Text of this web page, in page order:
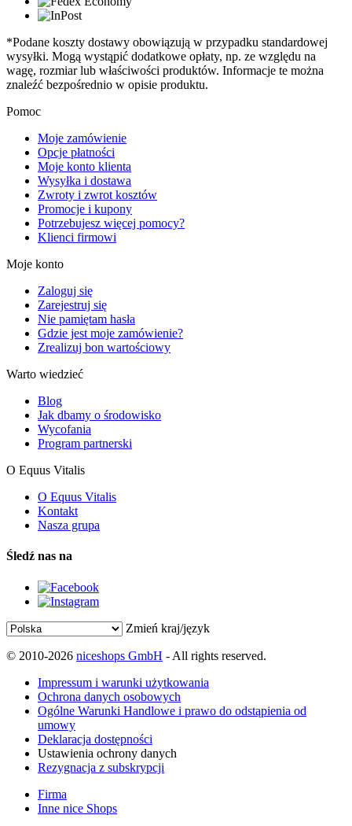
*Podane koszty dostawy obowiązują w przypadku standardowej
wysyłki. Mogą wystąpić dodatkowe opłaty, np. ze względu na
wagę, rozmiar lub właściwości produktów. Informacje te można
znaleźć bezpośrednio w opisie produktu.
Pomoc
Moje zamówienie
Opcje płatności
Moje konto klienta
Wysyłka i dostawa
Zwroty i zwrot kosztów
Promocje i kupony
Potrzebujesz więcej pomocy?
Klienci firmowi
Moje konto
Zaloguj się
Zarejestruj się
Nie pamiętam hasła
Gdzie jest moje zamówienie?
Zrealizuj bon wartościowy
Warto wiedzieć
Blog
Jak dbamy o środowisko
Wycofania
Program partnerski
O Equus Vitalis
O Equus Vitalis
Kontakt
Nasza grupa
Śledź nas na
Zmień kraj/język
© 2010-2026 niceshops GmbH - All rights reserved.
Impressum i warunki użytkowania
Ochrona danych osobowych
Ogólne Warunki Handlowe i prawo do odstąpienia od
umowy
Deklaracja dostępności
Ustawienia ochrony danych
Rezygnacja z subskrypcji
Firma
Inne nice Shops